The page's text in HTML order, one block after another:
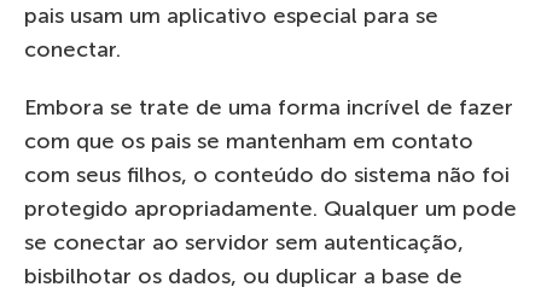
pais usam um aplicativo especial para se
conectar.
Embora se trate de uma forma incrível de fazer
com que os pais se mantenham em contato
com seus filhos, o conteúdo do sistema não foi
protegido apropriadamente. Qualquer um pode
se conectar ao servidor sem autenticação,
bisbilhotar os dados, ou duplicar a base de